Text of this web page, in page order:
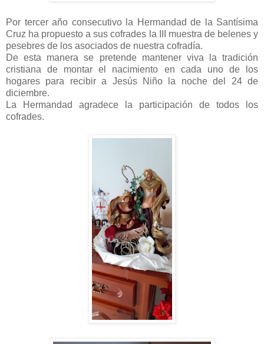
Por tercer año consecutivo la Hermandad de la Santísima
Cruz ha propuesto a sus cofrades la III muestra de belenes y
pesebres de los asociados de nuestra cofradía.
De esta manera se pretende mantener viva la tradición
cristiana de montar el nacimiento en cada uno de los
hogares para recibir a Jesús Niño la noche del 24 de
diciembre.
La Hermandad agradece la participación de todos los
cofrades.